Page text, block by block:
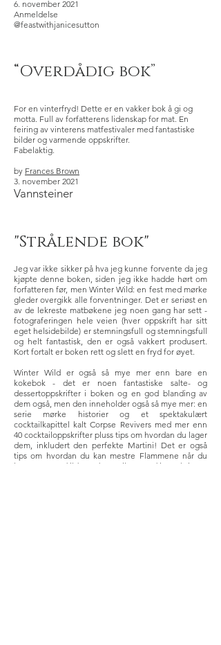
6. november 2021
Anmeldelse
@feastwithjanicesutton
“Overdådig bok”
For en vinterfryd! Dette er en vakker bok å gi og
motta. Full av forfatterens lidenskap for mat. En
feiring av vinterens matfestivaler med fantastiske
bilder og varmende oppskrifter.
Fabelaktig.
by Frances Brown
3. november 2021
Vannsteiner
"Strålende bok"
Jeg var ikke sikker på hva jeg kunne forvente da jeg
kjøpte denne boken, siden jeg ikke hadde hørt om
forfatteren før, men Winter Wild: en fest med mørke
gleder overgikk alle forventninger. Det er seriøst en
av de lekreste matbøkene jeg noen gang har sett -
fotograferingen hele veien (hver oppskrift har sitt
eget helsidebilde) er stemningsfull og stemningsfull
og helt fantastisk, den er også vakkert produsert.
Kort fortalt er boken rett og slett en fryd for øyet.
Winter Wild er også så mye mer enn bare en
kokebok - det er noen fantastiske salte- og
dessertoppskrifter i boken og en god blanding av
dem også, men den inneholder også så mye mer: en
serie mørke historier og et spektakulært
cocktailkapittel kalt Corpse Revivers med mer enn
40 cocktailoppskrifter pluss tips om hvordan du lager
dem, inkludert den perfekte Martini! Det er også
tips om hvordan du kan mestre Flammene når du
lager mat med ild, og det er til og med instruksjoner